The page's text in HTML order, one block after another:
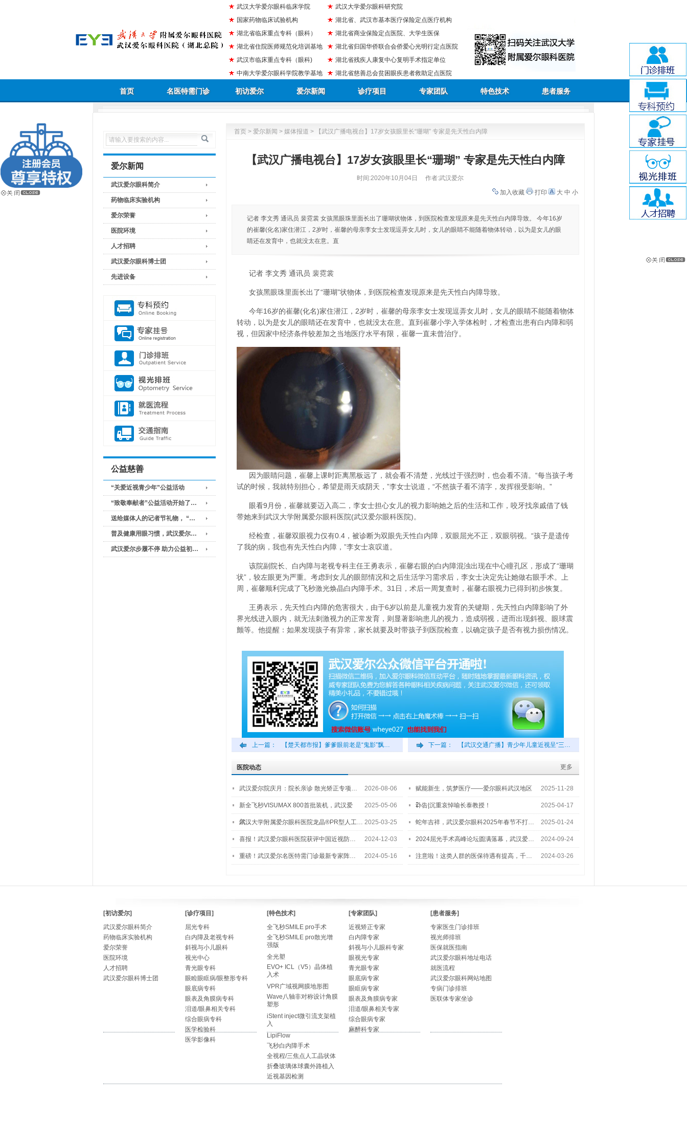
武汉大学爱尔眼科临床学院
国家药物临床试验机构
湖北省临床重点专科（眼科）
湖北省住院医师规范化培训基地
武汉市临床重点专科（眼科)
中南大学爱尔眼科学院教学基地
武汉大学爱尔眼科研究院
湖北省、武汉市基本医疗保险定点医疗机构
湖北省商业保险定点医院、大学生医保
湖北省归国华侨联合会侨爱心光明行定点医院
湖北省残疾人康复中心复明手术指定单位
湖北省慈善总会贫困眼疾患者救助定点医院
首页 名医特需门诊 初访爱尔 爱尔新闻 诊疗项目 专家团队 特色技术 患者服务
爱尔新闻
武汉爱尔眼科简介
药物临床实验机构
爱尔荣誉
医院环境
人才招聘
武汉爱尔眼科博士团
先进设备
公益慈善
“关爱近视青少年”公益活动
“致敬奉献者”公益活动开始了…
送给媒体人的记者节礼物， “…
普及健康用眼习惯，武汉爱尔…
武汉爱尔步履不停 助力公益初…
首页 > 爱尔新闻 > 媒体报道 > 【武汉广播电视台】17岁女孩眼里长“珊瑚” 专家是先天性白内障
【武汉广播电视台】17岁女孩眼里长“珊瑚” 专家是先天性白内障
时间:2020年10月04日
作者:武汉爱尔
加入收藏
打印 大 中 小
记者 李文秀 通讯员 裴霓裳 女孩黑眼珠里面长出了珊瑚状物体，到医院检查发现原来是先天性白内障导致。 今年16岁
的崔馨(化名)家住潜江，2岁时，崔馨的母亲李女士发现逗弄女儿时，女儿的眼睛不能随着物体转动，以为是女儿的眼
睛还在发育中，也就没太在意。直
记者 李文秀 通讯员 裴霓裳
女孩黑眼珠里面长出了“珊瑚”状物体，到医院检查发现原来是先天性白内障导致。
今年16岁的崔馨(化名)家住潜江，2岁时，崔馨的母亲李女士发现逗弄女儿时，女儿的眼睛不能随着物体
转动，以为是女儿的眼睛还在发育中，也就没太在意。直到崔馨小学入学体检时，才检查出患有白内障和弱
视，但因家中经济条件较差加之当地医疗水平有限，崔馨一直未曾治疗。
因为眼睛问题，崔馨上课时距离黑板远了，就会看不清楚，光线过于强烈时，也会看不清。“每当孩子考
试的时候，我就特别担心，希望是雨天或阴天，”李女士说道，“不然孩子看不清字，发挥很受影响。”
眼看9月份，崔馨就要迈入高二，李女士担心女儿的视力影响她之后的生活和工作，咬牙找亲戚借了钱
带她来到武汉大学附属爱尔眼科医院(武汉爱尔眼科医院)。
经检查，崔馨双眼视力仅有0.4，被诊断为双眼先天性白内障，双眼屈光不正，双眼弱视。“孩子是遗传
了我的病，我也有先天性白内障，”李女士哀叹道。
该院副院长、白内障与老视专科主任王勇表示，崔馨右眼的白内障混浊出现在中心瞳孔区，形成了“珊瑚
状”，较左眼更为严重。考虑到女儿的眼部情况和之后生活学习需求后，李女士决定先让她做右眼手术。上
周，崔馨顺利完成了飞秒激光焕晶白内障手术。31日，术后一周复查时，崔馨右眼视力已得到初步恢复。
王勇表示，先天性白内障的危害很大，由于6岁以前是儿童视力发育的关键期，先天性白内障影响了外
界光线进入眼内，就无法刺激视力的正常发育，则显著影响患儿的视力，造成弱视，进而出现斜视、眼球震
颤等。他提醒：如果发现孩子有异常，家长就要及时带孩子到医院检查，以确定孩子是否有视力损伤情况。
上一篇： 【楚天都市报】爹爹眼前老是“鬼影”飘… 下一篇： 【武汉交通广播】青少年儿童近视呈“三…
更多
医院动态
武汉爱尔院庆月：院长亲诊 散光矫正专项… 2026-08-06 赋能新生，筑梦医疗——爱尔眼科武汉地区
2…
2025-11-28
新全飞秒VISUMAX 800首批装机，武汉爱
尔…
2025-05-06 讣告|沉重哀悼喻长泰教授！ 2025-04-17
武汉大学附属爱尔眼科医院龙晶®PR型人工… 2025-03-25 蛇年吉祥，武汉爱尔眼科2025年春节不打… 2025-01-24
喜报！武汉爱尔眼科医院获评中国近视防… 2024-12-03 2024屈光手术高峰论坛圆满落幕，武汉爱… 2024-09-24
重磅！武汉爱尔名医特需门诊最新专家阵… 2024-05-16 注意啦！这类人群的医保待遇有提高，千… 2024-03-26
[初访爱尔]
武汉爱尔眼科简介
药物临床实验机构
爱尔荣誉
医院环境
人才招聘
武汉爱尔眼科博士团
[诊疗项目]
屈光专科
白内障及老视专科
斜视与小儿眼科
视光中心
青光眼专科
眼睑眼眶病/眼整形专科
眼底病专科
眼表及角膜病专科
泪道/眼鼻相关专科
综合眼病专科
医学检验科
医学影像科
[特色技术]
全飞秒SMILE pro手术
全飞秒SMILE pro散光增
强版
全光塑
EVO+ ICL（V5）晶体植
入术
VPR广域视网膜地形图
Wave八轴非对称设计角膜
塑形
iStent inject微引流支架植
入
LipiFlow
飞秒白内障手术
全视程/三焦点人工晶状体
折叠玻璃体球囊外路植入
近视基因检测
[专家团队]
近视矫正专家
白内障专家
斜视与小儿眼科专家
眼视光专家
青光眼专家
眼底病专家
眼眶病专家
眼表及角膜病专家
泪道/眼鼻相关专家
综合眼病专家
麻醉科专家
[患者服务]
专家医生门诊排班
视光师排班
医保就医指南
武汉爱尔眼科地址电话
就医流程
武汉爱尔眼科网站地图
专病门诊排班
医联体专家坐诊